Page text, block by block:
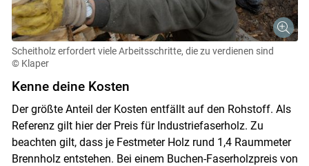
Scheitholz erfordert viele Arbeitsschritte, die zu verdienen sind
© Klaper
Kenne deine Kosten
Der größte Anteil der Kosten entfällt auf den Rohstoff. Als
Referenz gilt hier der Preis für Industriefaserholz. Zu
beachten gilt, dass je Festmeter Holz rund 1,4 Raummeter
Brennholz entstehen. Bei einem Buchen-Faserholzpreis von